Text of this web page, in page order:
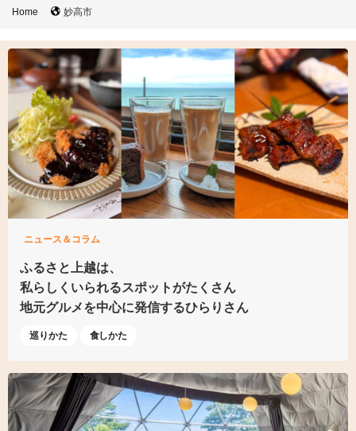
Home 妙高市
ニュース＆コラム
ふるさと上越は、
私らしくいられるスポットがたくさん
地元グルメを中心に発信するひらりさん
巡りかた 食しかた